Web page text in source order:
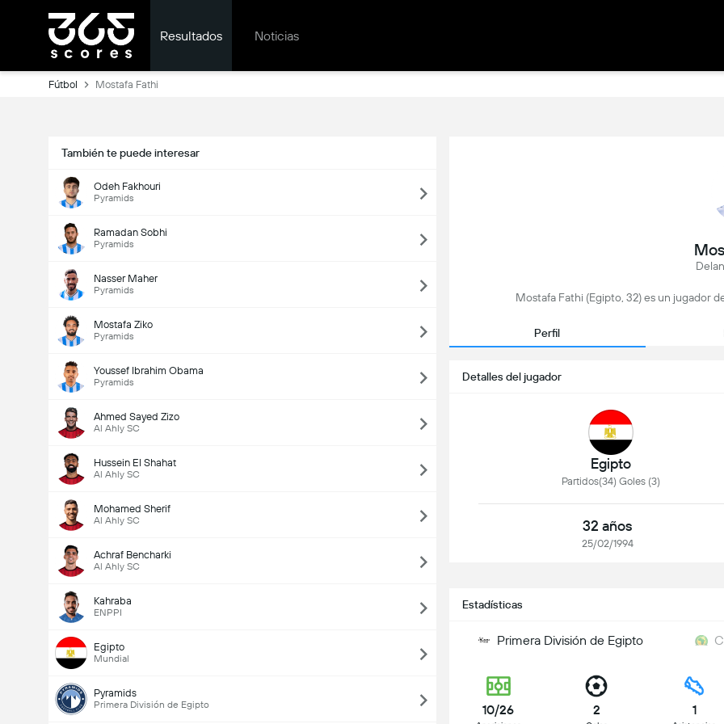
Resultados Noticias
Fútbol Mostafa Fathi
También te puede interesar
Odeh Fakhouri
Pyramids
Ramadan Sobhi
Pyramids
Nasser Maher
Pyramids
Mostafa Ziko
Pyramids
Youssef Ibrahim Obama
Pyramids
Ahmed Sayed Zizo
Al Ahly SC
Hussein El Shahat
Al Ahly SC
Mohamed Sherif
Al Ahly SC
Achraf Bencharki
Al Ahly SC
Kahraba
ENPPI
Egipto
Mundial
Pyramids
Primera División de Egipto
Mostafa Fathi (Egipto, 32) es un jugador
Perfil
Detalles del jugador
Egipto
Partidos(34) Goles (3)
32 años
25/02/1994
Estadísticas
Primera División de Egipto
10/26 2 1